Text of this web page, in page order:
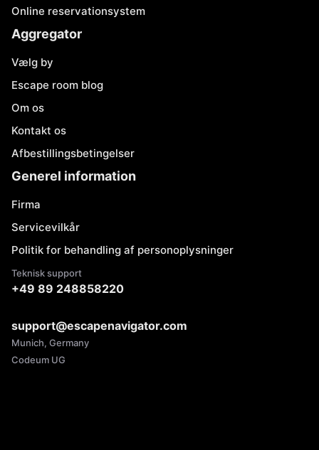
Online reservationsystem
Aggregator
Vælg by
Escape room blog
Om os
Kontakt os
Afbestillingsbetingelser
Generel information
Firma
Servicevilkår
Politik for behandling af personoplysninger
Teknisk support
+49 89 248858220
support@escapenavigator.com
Munich, Germany
Codeum UG